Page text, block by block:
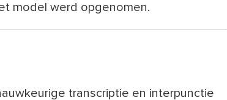
model werd opgenomen.
transcriptie en interpunctie